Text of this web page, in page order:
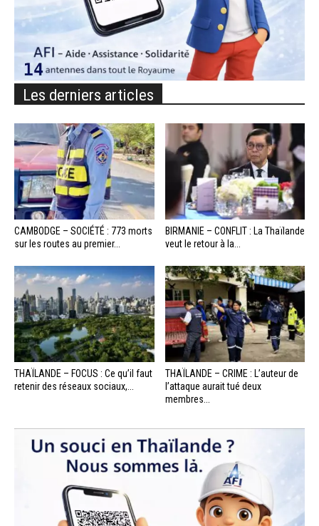
Les derniers articles
CAMBODGE – SOCIÉTÉ : 773 morts
sur les routes au premier...
BIRMANIE – CONFLIT : La Thaïlande
veut le retour à la...
THAÏLANDE – FOCUS : Ce qu’il faut
retenir des réseaux sociaux,...
THAÏLANDE – CRIME : L’auteur de
l’attaque aurait tué deux
membres...